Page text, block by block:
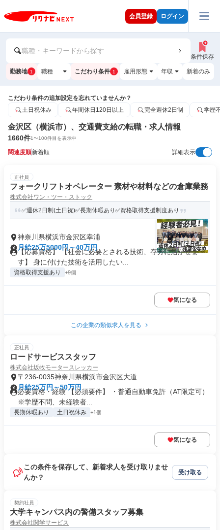
会員登録 ログイン
職種・キーワードから探す
条件保存
勤務地 1 職種 こだわり条件 1 雇用形態 年収 新着のみ
こだわり条件の追加設定を忘れていませんか？
土日祝休み
年間休日120日以上 完全週休2日制 学歴
金沢区（横浜市）、交通費支給の転職・求人情報
1660件1〜100件目を表示中
関連度順新着順 詳細表示
正社員
フォークリフトオペレーター 素材や材料などの倉庫業務
株式会社ワン・ツー・ストック
✅週休2日制(土日祝)✅長期休暇あり✅資格取得支援制度あり
神奈川県横浜市金沢区幸浦
月給25万5000円～40万円
【応募資格】 【社会に必要とされる技術、存分に活かせま
す】 身に付けた技術を活用したい...
資格取得支援あり +9個
気になる
この企業の類似求人を見る
正社員
ロードサービススタッフ
株式会社坂牧モータースレッカー
〒236-0035神奈川県横浜市金沢区大道
月給25万円～50万円
必要資格・経験 【必須要件】 ・普通自動車免許（AT限定可）
※学歴不問、未経験者...
長期休暇あり 土日祝休み +1個
気になる
この条件を保存して、新着求人を受け取りませ
んか？
受け取る
契約社員
大学キャンパス内の警備スタッフ募集
株式会社関学サービス